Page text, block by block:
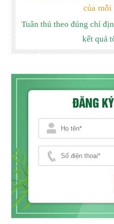
của
Tuân thủ theo đúng chỉ
kết quả
ĐĂNG